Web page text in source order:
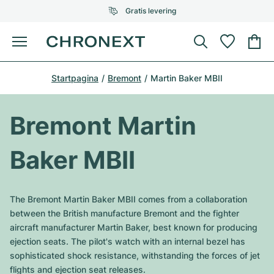
Gratis levering
Menu
Horloge kopen
GESELECTEERDE MERKEN
Top modellen
Air-King
Omega
Alle Omega modellen
Top modellen
Patek Philippe
Alle Patek Philippe modellen
Top modellen
Alle Audemars Piguet modellen
Cartier
Breitling
GESELECTEERDE MERKEN
Tiffany
Louis Vuitton
Van Cleef & Arpels
Bvlgari
Nieuwe modellen
Sale
Startpagina Bremont Martin Baker MBII
Bremont Martin
Baker MBII
The Bremont Martin Baker MBII comes from a collaboration
between the British manufacture Bremont and the fighter
aircraft manufacturer Martin Baker, best known for producing
ejection seats. The pilot's watch with an internal bezel has
sophisticated shock resistance, withstanding the forces of jet
flights and ejection seat releases.